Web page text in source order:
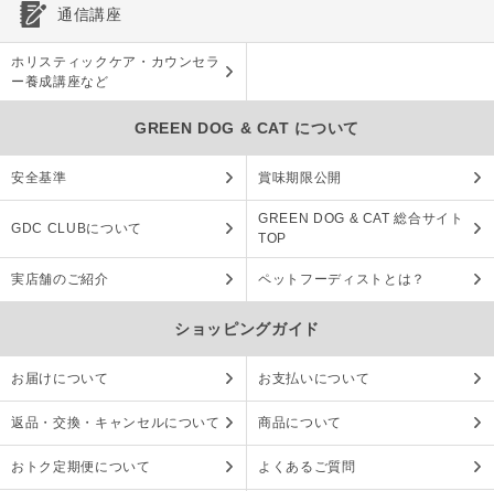
通信講座
ホリスティックケア・カウンセラ
ー養成講座など
GREEN DOG & CAT について
安全基準 賞味期限公開
GDC CLUBについて
GREEN DOG & CAT 総合サイト
TOP
実店舗のご紹介 ペットフーディストとは？
ショッピングガイド
お届けについて お支払いについて
返品・交換・キャンセルについて 商品について
おトク定期便について よくあるご質問